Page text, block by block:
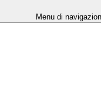
Menu di